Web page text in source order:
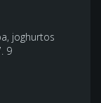
joghurtos
9